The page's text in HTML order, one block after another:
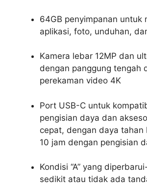
64GB penyimpanan untuk
aplikasi, foto, unduhan,
Kamera lebar 12MP dan
dengan panggung tengah
perekaman video 4K
Port USB-C untuk
pengisian daya dan
cepat, dengan daya tahan
10 jam dengan pengisian
Kondisi “A” yang
sedikit atau tidak ada